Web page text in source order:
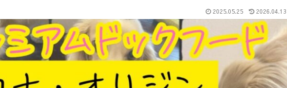
2025.05.25 2026.04.13